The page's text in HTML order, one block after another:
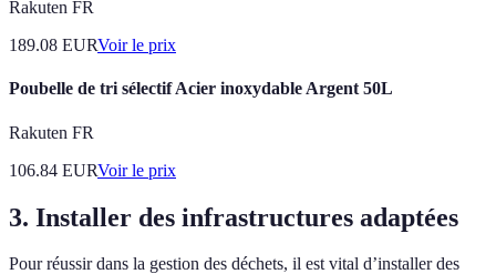
Rakuten FR
189.08 EURVoir le prix
Poubelle de tri sélectif Acier inoxydable Argent 50L
Rakuten FR
106.84 EURVoir le prix
3. Installer des infrastructures adaptées
Pour réussir dans la gestion des déchets, il est vital d’installer des